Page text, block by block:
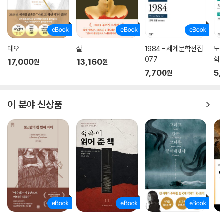
다가 지루해지면 다른 어딘가로 뛰어갈 수 있고, 감상에 사로잡히는 일 없
이 여자들과 놀아날 수 있고, 무슨 일이든 당연하게 할 수 있어요?하지만
나는 모든 것을 할 수 있는 머리를 가졌으면서도 미래의 결혼생활이라는
가라앉는 배에 묶여 있죠. (…) 나는 대부분의 남자들에 비해 훨씬 똑똑한
데도 그들 수준으로 내려가야만 하고, 그들의 관심을 얻고자 그들이 나의
지성을 가르치려 들어도 내버려두어야만 해요. (363~364쪽)
대작가의 첫 초상, 첫 자전소설
미국의 1920년대 전후 호황기를 뜻하는 ‘재즈시대’는 피츠제럴드가 만들
어낸 말로, ‘광란의 20년대’ ‘무법의 십 년’이라고 칭하기도 한다. 기술의 발
전, 경제 성장과 더불어 빅토리아시대의 ‘정숙함’이라는 가치가 무너지던
급변의 시기로, 양적 팽창으로 이전의 문제들을 덮어버렸다는 어둠이 존재
하던 시대였다.
연달은 사랑의 실패 후 공허함과 환멸, 거대한 무기력을 느끼는 에이머리
의 모습은 재즈시대의 어두운 이면과도 같다. 그는 일하거나 글을 쓰거나
테오
17,000원
살
13,160원
1984 - 세계문학전집
077
7,700원
이 분야 신상품